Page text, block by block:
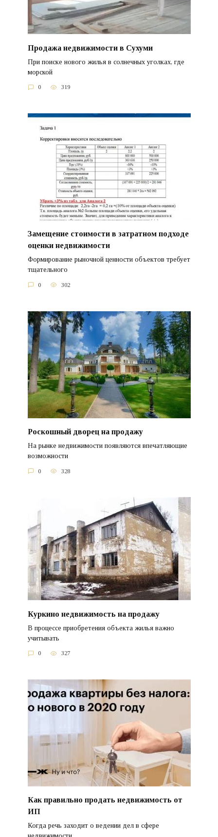
Продажа недвижимости в Сухуми
При поиске нового жилья в солнечных уголках, где
морской
0 319
Замещение стоимости в затратном подходе
оценки недвижимости
Формирование рыночной ценности объектов требует
тщательного
0 302
Роскошный дворец на продажу
На рынке недвижимости появляются впечатляющие
возможности
0 328
Куркино недвижимость на продажу
В процессе приобретения объекта жилья важно
учитывать
0 327
Как правильно продать недвижимость от
ИП
Когда речь заходит о ведении дел в сфере